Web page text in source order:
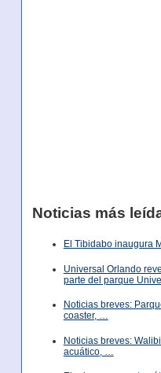
Noticias más
El Tibidabo inaugura
Universal Orlando
parte del parque
Noticias breves:
coaster, …
Noticias breves:
acuático, …